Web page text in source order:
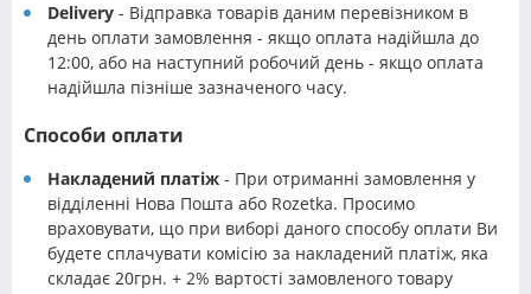
Delivery - Відправка товарів даним перевізником в
день оплати замовлення - якщо оплата надійшла до
12:00, або на наступний робочий день - якщо оплата
надійшла пізніше зазначеного часу.
Способи оплати
Накладений платіж - При отриманні замовлення у
відділенні Нова Пошта або Rozetka. Просимо
враховувати, що при виборі даного способу оплати Ви
будете сплачувати комісію за накладений платіж, яка
складає 20грн. + 2% вартості замовленого товару